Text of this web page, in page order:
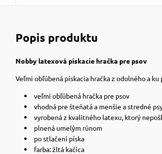
Popis produktu
Nobby latexová pískacie hračka pre psov
Veľmi obľúbená pískacia hračka z odolného a
veľmi obľúbená hračka pre psov
vhodná pre šteňatá a menšie a stredné
vyrobená z kvalitného latexu, ktorý
plnená umelým rúnom
po stlačení píska
farba: žltá kačica